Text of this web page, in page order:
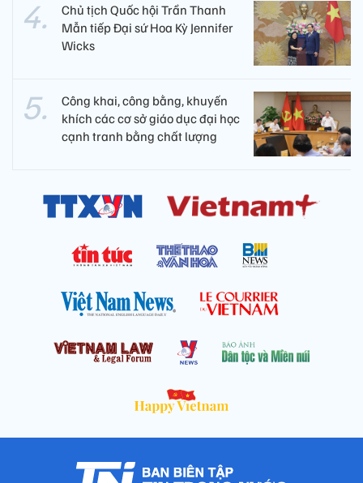
Chủ tịch Quốc hội Trần Thanh
Mẫn tiếp Đại sứ Hoa Kỳ Jennifer
Wicks
Công khai, công bằng, khuyến
khích các cơ sở giáo dục đại học
cạnh tranh bằng chất lượng​